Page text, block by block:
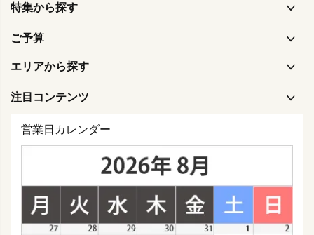
特集から探す
ご予算
エリアから探す
注目コンテンツ
営業日カレンダー